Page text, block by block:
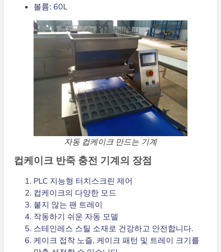
볼륨: 60L
자동 컵케이크 만드는 기계
컵케이크 반죽 충전 기계의 장점
PLC 지능형 터치스크린 제어
컵케이크의 다양한 모드
붙지 않는 팬 트레이
작동하기 쉬운 자동 모델
스테인레스 스틸 소재로 건강하고 안전합니다.
케이크 접착 노즐, 케이크 패턴 및 트레이 크기를